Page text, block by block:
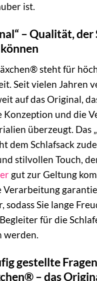
ist.
– Qualität, der
steht für
Seit vielen Jahren
auf das Original,
Konzeption und die
überzeugt. Das
dem Schlafsack
stilvollen Touch,
gut zur Geltung
Verarbeitung
sodass Sie lange
für die
werden.
gestellte
– das